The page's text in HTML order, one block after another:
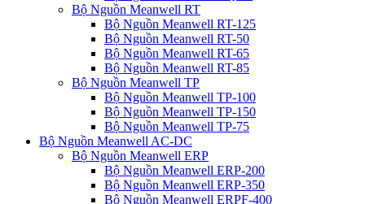
Bộ Nguồn Meanwell RT
Bộ Nguồn Meanwell RT-125
Bộ Nguồn Meanwell RT-50
Bộ Nguồn Meanwell RT-65
Bộ Nguồn Meanwell RT-85
Bộ Nguồn Meanwell TP
Bộ Nguồn Meanwell TP-100
Bộ Nguồn Meanwell TP-150
Bộ Nguồn Meanwell TP-75
Bộ Nguồn Meanwell AC-DC
Bộ Nguồn Meanwell ERP
Bộ Nguồn Meanwell ERP-200
Bộ Nguồn Meanwell ERP-350
Bộ Nguồn Meanwell ERPF-400